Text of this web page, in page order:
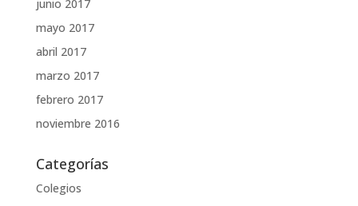
junio 2017
mayo 2017
abril 2017
marzo 2017
febrero 2017
noviembre 2016
Categorías
Colegios